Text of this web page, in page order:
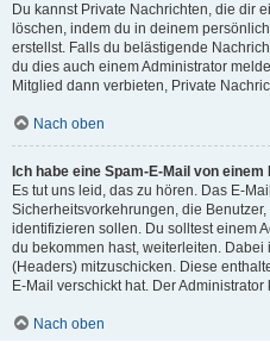
Du kannst Private Nachrichten, die dir
löschen, indem du in deinem
erstellst. Falls du belästigende
du dies auch einem Administrator
Mitglied dann verbieten, Private
Nach oben
Ich habe eine Spam-E-Mail von
Es tut uns leid, das zu hören. Das E-
Sicherheitsvorkehrungen, die
identifizieren sollen. Du solltest einem
du bekommen hast, weiterleiten.
(Headers) mitzuschicken. Diese
E-Mail verschickt hat. Der
Nach oben